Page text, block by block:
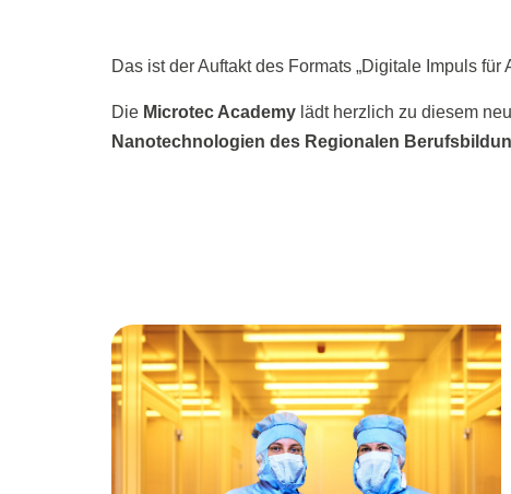
Das ist der Auftakt des Formats „Digitale Impuls
Die Microtec Academy lädt herzlich zu diesem
Nanotechnologien des Regionalen